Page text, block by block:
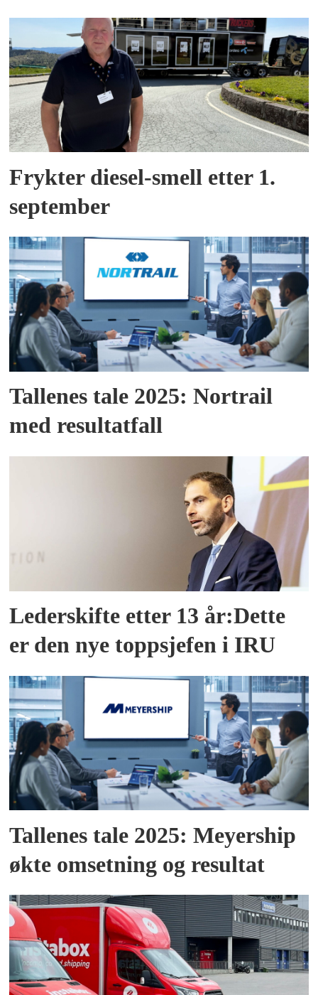
Frykter diesel-smell etter 1.
september
Tallenes tale 2025: Nortrail
med resultatfall
Lederskifte etter 13 år:Dette
er den nye toppsjefen i IRU
Tallenes tale 2025: Meyership
økte omsetning og resultat